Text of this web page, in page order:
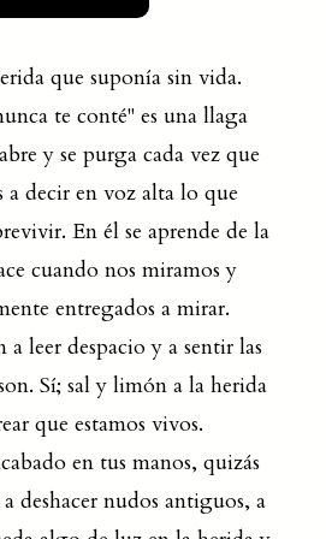
que suponía sin vida.
te conté" es una llaga
y se purga cada vez que
a decir en voz alta lo que
En él se aprende de la
cuando nos miramos y
entregados a mirar.
leer despacio y a sentir las
Sí; sal y limón a la herida
que estamos vivos.
en tus manos, quizás
deshacer nudos antiguos, a